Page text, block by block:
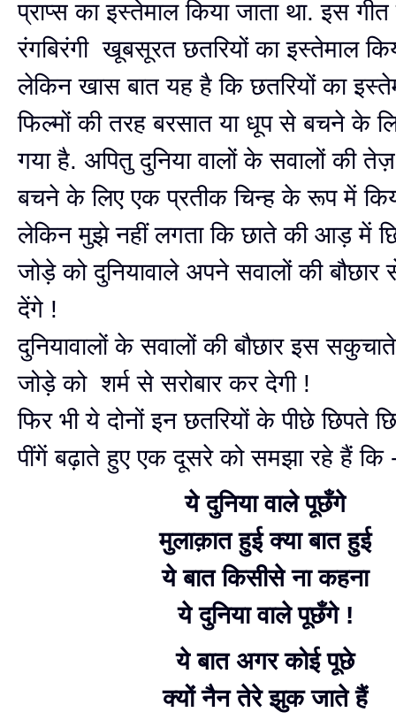
प्राप्स का इस्तेमाल किया जाता था. इस गीत
रंगबिरंगी खूबसूरत छतरियों का इस्तेमाल
लेकिन खास बात यह है कि छतरियों का
फिल्मों की तरह बरसात या धूप से बचने के
गया है. अपितु दुनिया वालों के सवालों की
बचने के लिए एक प्रतीक चिन्ह के रूप में
लेकिन मुझे नहीं लगता कि छाते की आड़ में
जोड़े को दुनियावाले अपने सवालों की
देंगे !
दुनियावालों के सवालों की बौछार इस
जोड़े को शर्म से सरोबार कर देगी !
फिर भी ये दोनों इन छतरियों के पीछे छिपते
पींगें बढ़ाते हुए एक दूसरे को समझा रहे हैं कि
ये दुनिया वाले पूछँगे
मुलाक़ात हुई क्या बात हुई
ये बात किसीसे ना कहना
ये दुनिया वाले पूछँगे !
ये बात अगर कोई पूछे
क्यों नैन तेरे झुक जाते हैं